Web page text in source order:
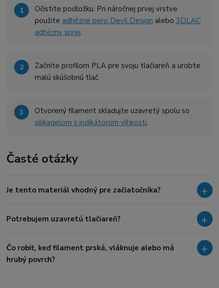
Očistite podložku. Pri náročnej prvej vrstve
použite adhézne pero Devil Design alebo3DLAC
adhézny sprej.
Začnite profilom PLA pre svoju tlačiareň a urobte
malú skúšobnú tlač.
Otvorený filament skladujte uzavretý spolu so
silikagelom s indikátorom vlhkosti.
Časté otázky
Je tento materiál vhodný pre začiatočníka?
Potrebujem uzavretú tlačiareň?
Čo robiť, keď filament prská, vláknuje alebo má
hrubý povrch?